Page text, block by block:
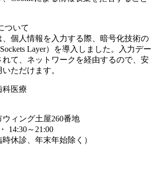
ついて
、個人情報を入力する際、暗号化技術の
Sockets Layer）を導入しました。入力デー
れて、ネットワークを経由するので、安
ただけます。
科医療
ィング土屋260番地
14:30～21:00
休診、年末年始除く）